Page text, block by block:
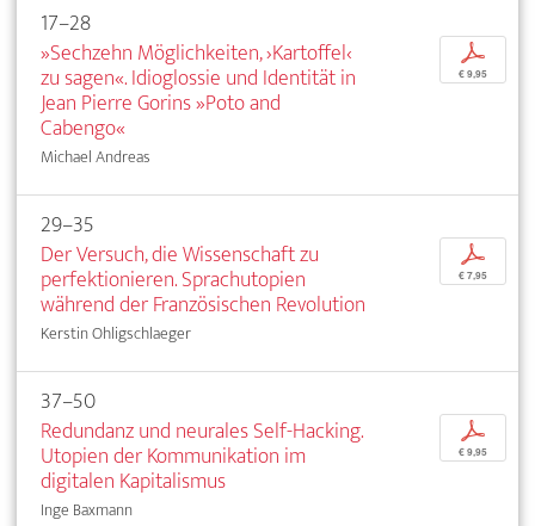
17–28
»Sechzehn Möglichkeiten, ›Kartoffel‹
zu sagen«. Idioglossie und Identität in
Jean Pierre Gorins »Poto and
Cabengo«
Michael Andreas
p
€ 9,95
29–35
Der Versuch, die Wissenschaft zu
perfektionieren. Sprachutopien
während der Französischen Revolution
Kerstin Ohligschlaeger
p
€ 7,95
37–50
Redundanz und neurales Self-Hacking.
Utopien der Kommunikation im
digitalen Kapitalismus
Inge Baxmann
p
€ 9,95